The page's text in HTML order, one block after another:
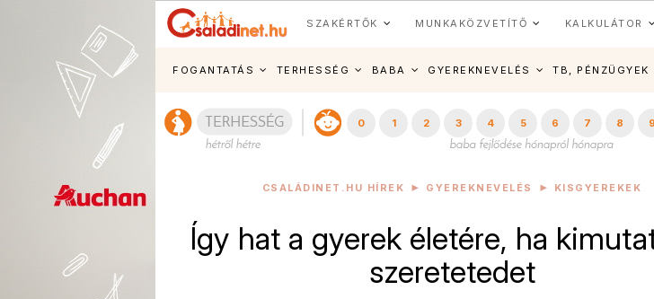
SZAKÉRTŐK MUNKAKÖZVETÍTŐ KALKULÁTOR
FOGANTATÁS TERHESSÉG BABA GYEREKNEVELÉS TB, PÉNZÜGYEK
0 1 2 3 4 5 6 7 8 9
CSALÁDINET.HU HÍREK GYEREKNEVELÉS KISGYEREKEK
Így hat a gyerek életére, ha
szeretetedet